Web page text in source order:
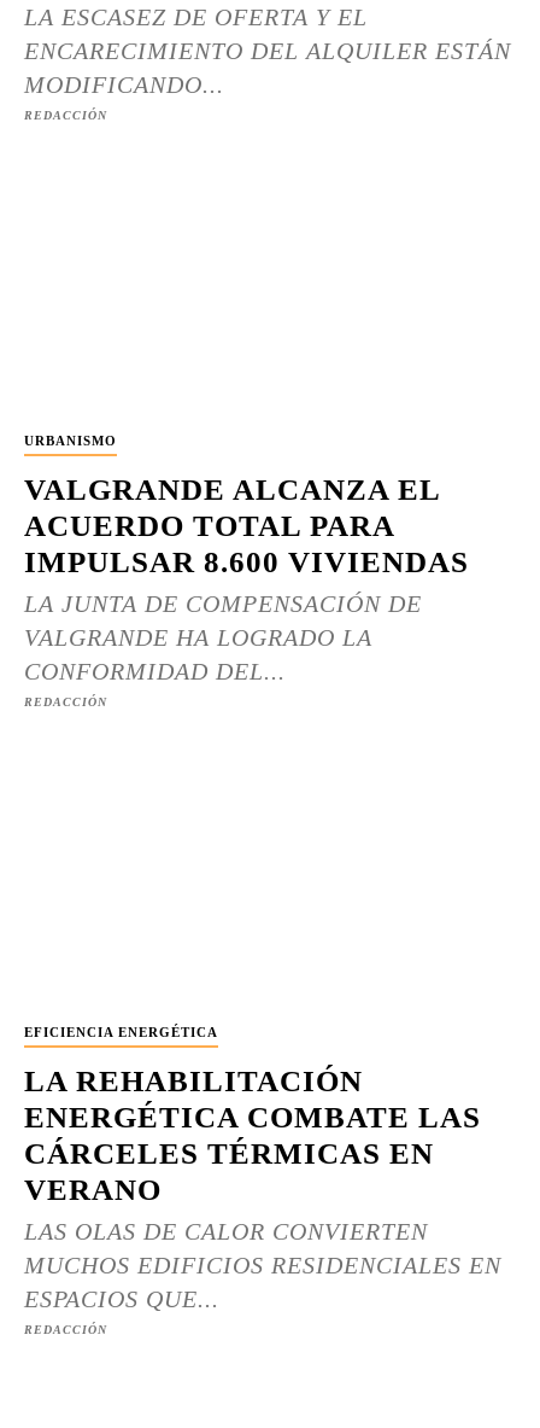
LA ESCASEZ DE OFERTA Y EL
ENCARECIMIENTO DEL ALQUILER ESTÁN
MODIFICANDO...
REDACCIÓN
URBANISMO
VALGRANDE ALCANZA EL
ACUERDO TOTAL PARA
IMPULSAR 8.600 VIVIENDAS
LA JUNTA DE COMPENSACIÓN DE
VALGRANDE HA LOGRADO LA
CONFORMIDAD DEL...
REDACCIÓN
EFICIENCIA ENERGÉTICA
LA REHABILITACIÓN
ENERGÉTICA COMBATE LAS
CÁRCELES TÉRMICAS EN
VERANO
LAS OLAS DE CALOR CONVIERTEN
MUCHOS EDIFICIOS RESIDENCIALES EN
ESPACIOS QUE...
REDACCIÓN